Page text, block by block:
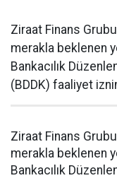
Ziraat Finans
merakla beklenen
Bankacılık
(BDDK) faaliyet
Ziraat Finans
merakla beklenen
Bankacılık